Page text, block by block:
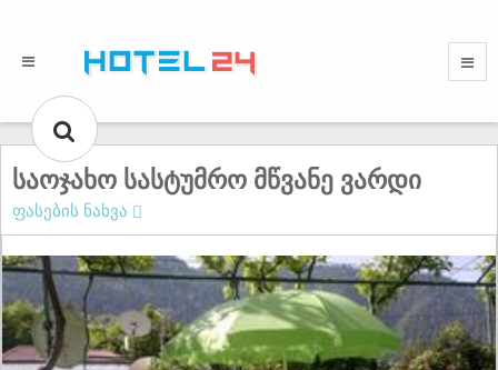
საოჯახო სასტუმრო მწვანე ვარდი
ფასების ნახვა